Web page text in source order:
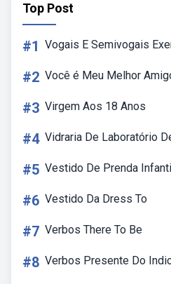
Top Post
#1 Vogais E Semivogais
#2 Você é Meu Melhor
#3 Virgem Aos 18 Anos
#4 Vidraria De Laboratório
#5 Vestido De Prenda
#6 Vestido Da Dress To
#7 Verbos There To Be
#8 Verbos Presente Do